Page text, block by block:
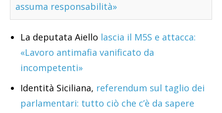
assuma responsabilità»
La deputata Aiello lascia il M5S e attacca:
«Lavoro antimafia vanificato da
incompetenti»
Identità Siciliana, referendum sul taglio dei
parlamentari: tutto ciò che c’è da sapere